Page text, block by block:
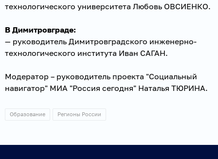
технологического университета Любовь ОВСИЕНКО.
В Димитровграде:
— руководитель Димитровградского инженерно-
технологического института Иван САГАН.
Модератор – руководитель проекта "Социальный
навигатор" МИА "Россия сегодня" Наталья ТЮРИНА.
Образование Регионы России